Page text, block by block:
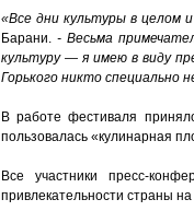
«Все дни культуры в целом
Барани. - Весьма
культуру — я имею в виду
Горького никто специально
В работе фестиваля
пользовалась «кулинарная
Все участники пресс-
привлекательности страны